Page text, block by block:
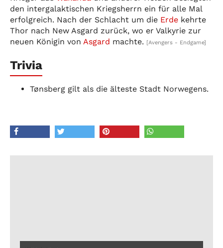
den intergalaktischen Kriegsherrn ein für alle Mal
erfolgreich. Nach der Schlacht um die Erde kehrte
Thor nach New Asgard zurück, wo er Valkyrie zur
neuen Königin von Asgard machte. [Avengers - Endgame]
Trivia
Tønsberg gilt als die älteste Stadt Norwegens.